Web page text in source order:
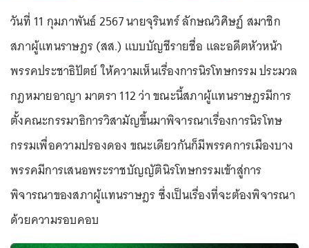
วันที่ 11 กุมภาพันธ์ 2567 นายจุรินทร์ ลักษณวิศิษฏ์ สมาชิก
สภาผู้แทนราษฎร (สส.) แบบบัญชีรายชื่อ และอดีตหัวหน้า
พรรคประชาธิปัตย์ ให้ความเห็นเรื่องการนิรโทษกรรม ประมวล
กฎหมายอาญา มาตรา 112 ว่า ขณะนี้สภาผู้แทนราษฎรมีการ
ตั้งคณะกรรมาธิการวิสามัญขึ้นมาพิจารณาเรื่องการนิรโทษ
กรรมเพื่อความปรองดอง ขณะเดียวกันก็มีพรรคการเมืองบาง
พรรคมีการเสนอพระราชบัญญัตินิรโทษกรรมเข้าสู่การ
พิจารณาของสภาผู้แทนราษฎร ซึ่งเป็นเรื่องที่จะต้องพิจารณา
ด้วยความรอบคอบ